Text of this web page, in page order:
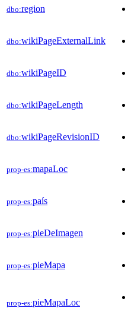
dbo:region
dbo:wikiPageExternalLink
dbo:wikiPageID
dbo:wikiPageLength
dbo:wikiPageRevisionID
prop-es:mapaLoc
prop-es:país
prop-es:pieDeImagen
prop-es:pieMapa
prop-es:pieMapaLoc